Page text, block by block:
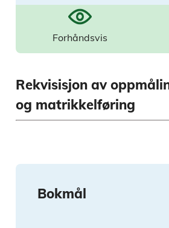
Forhåndsvis
Rekvisisjon av
og matrikkelføring
Bokmål